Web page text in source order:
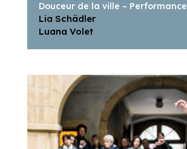
Douceur de la ville – Performance
Lia Schädler
Luana Volet